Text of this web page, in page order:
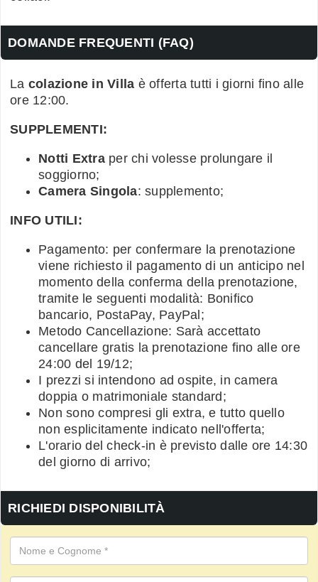
DOMANDE FREQUENTI (FAQ)
La colazione in Villa è offerta tutti i giorni fino alle
ore 12:00.
SUPPLEMENTI:
Notti Extraper chi volesse prolungare il
soggiorno;
Camera Singola: supplemento;
INFO UTILI:
Pagamento: per confermare la prenotazione
viene richiesto il pagamento di un anticipo nel
momento della conferma della prenotazione,
tramite le seguenti modalità: Bonifico
bancario, PostaPay, PayPal;
Metodo Cancellazione: Sarà accettato
cancellare gratis la prenotazione fino alle ore
24:00 del 19/12;
I prezzi si intendono ad ospite, in camera
doppia o matrimoniale standard;
Non sono compresi gli extra, e tutto quello
non esplicitamente indicato nell'offerta;
L'orario del check-in è previsto dalle ore 14:30
del giorno di arrivo;
RICHIEDI DISPONIBILITÀ